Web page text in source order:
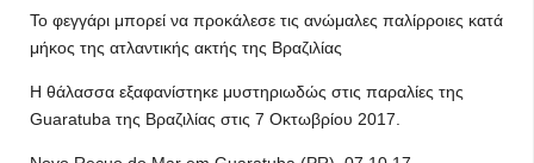
Το φεγγάρι μπορεί να προκάλεσε τις ανώμαλες παλίρροιες κατά
μήκος της ατλαντικής ακτής της Βραζιλίας
Η θάλασσα εξαφανίστηκε μυστηριωδώς στις παραλίες της
Guaratuba της Βραζιλίας στις 7 Οκτωβρίου 2017.